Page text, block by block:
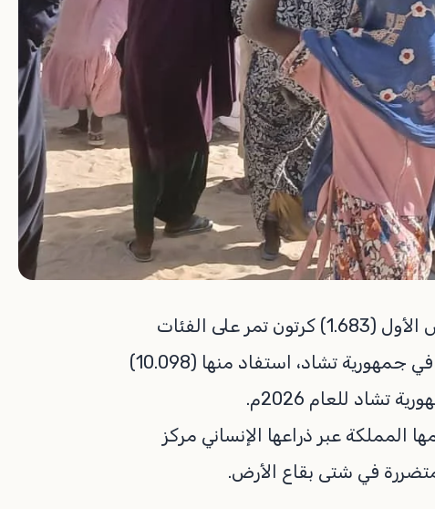
وزّع مركز الملك سلمان للإغاثة والأعمال الإنسانية أمس الأول (1.683) كرتون تمر على الفئات
الأكثر احتياجًا في عدة مناطق بمحافظة شاري باقرمي في جمهورية تشاد، استفاد منها (10.098)
المملكة عبر ذراعها الإنساني مركز
في شتى بقاع الأرض.